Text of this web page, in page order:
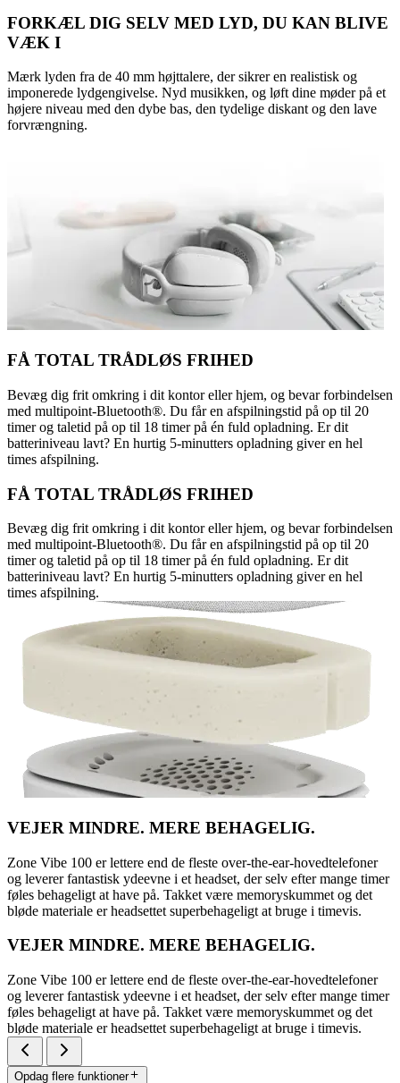
FORKÆL DIG SELV MED LYD, DU KAN BLIVE
VÆK I
Mærk lyden fra de 40 mm højttalere, der sikrer en realistisk og
imponerede lydgengivelse. Nyd musikken, og løft dine møder på et
højere niveau med den dybe bas, den tydelige diskant og den lave
forvrængning.
FÅ TOTAL TRÅDLØS FRIHED
Bevæg dig frit omkring i dit kontor eller hjem, og bevar forbindelsen
med multipoint-Bluetooth®. Du får en afspilningstid på op til 20
timer og taletid på op til 18 timer på én fuld opladning. Er dit
batteriniveau lavt? En hurtig 5-minutters opladning giver en hel
times afspilning.
FÅ TOTAL TRÅDLØS FRIHED
Bevæg dig frit omkring i dit kontor eller hjem, og bevar forbindelsen
med multipoint-Bluetooth®. Du får en afspilningstid på op til 20
timer og taletid på op til 18 timer på én fuld opladning. Er dit
batteriniveau lavt? En hurtig 5-minutters opladning giver en hel
times afspilning.
VEJER MINDRE. MERE BEHAGELIG.
Zone Vibe 100 er lettere end de fleste over-the-ear-hovedtelefoner
og leverer fantastisk ydeevne i et headset, der selv efter mange timer
føles behageligt at have på. Takket være memoryskummet og det
bløde materiale er headsettet superbehageligt at bruge i timevis.
VEJER MINDRE. MERE BEHAGELIG.
Zone Vibe 100 er lettere end de fleste over-the-ear-hovedtelefoner
og leverer fantastisk ydeevne i et headset, der selv efter mange timer
føles behageligt at have på. Takket være memoryskummet og det
bløde materiale er headsettet superbehageligt at bruge i timevis.
Opdag flere funktioner